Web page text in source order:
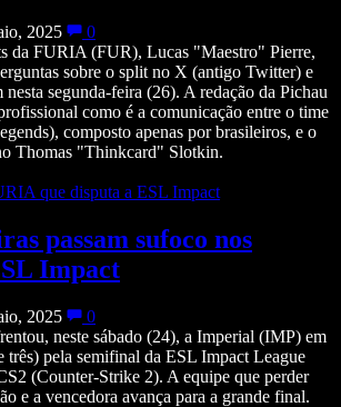
2025
0
da FURIA (FUR), Lucas "Maestro" Pierre,
sobre o split no X (antigo Twitter) e
nesta segunda-feira (26). A redação da Pichau
como é a comunicação entre o time
composto apenas por brasileiros, e o
Thomas "Thinkcard" Slotkin.
passam sufoco nos
Impact
2025
0
neste sábado (24), a Imperial (IMP) em
pela semifinal da ESL Impact League
(Counter-Strike 2). A equipe que perder
e a vencedora avança para a grande final.